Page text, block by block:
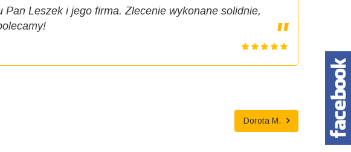
Leszek i jego firma. Zlecenie wykonane solidnie,
Dorota M.